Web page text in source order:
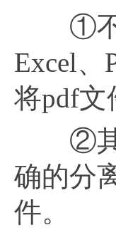
①不仅
Excel、
将pdf文
②其自
确的分
件。